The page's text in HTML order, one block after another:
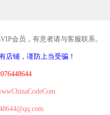
会员，有意者请与客服联系。
店铺，谨防上当受骗！